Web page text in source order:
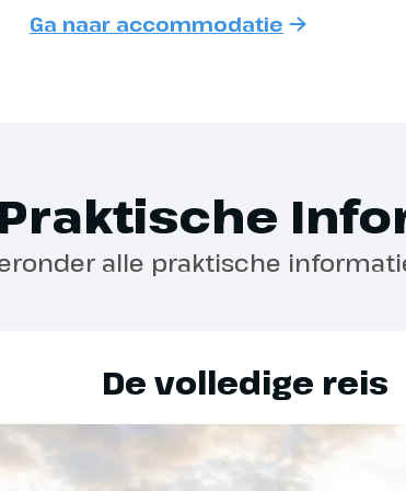
outfit aan, want feestelijke
winkels, musea en
tijdens de feestdagen
leent de ochtend zich uitstekend
wandeling door de stad.
langs de imposante Dom
Ga naar accommodatie
Praktische
alle praktische
De volledige reis
wanneer je bij
en
Aan boord
Daarnaast
aangeboden.
niet bij de